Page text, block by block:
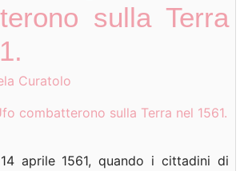
sulla Terra
Curatolo
aprile 1561, quando i cittadini di